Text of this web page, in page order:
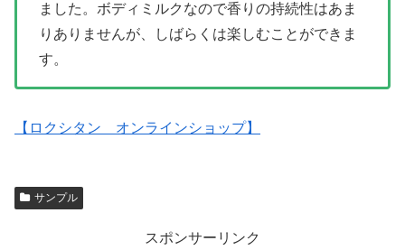
ました。ボディミルクなので香りの持続性はあま
りありませんが、しばらくは楽しむことができま
す。
【ロクシタン オンラインショップ】
サンプル
スポンサーリンク